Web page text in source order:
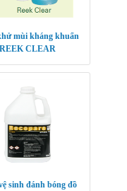
mùi kháng khuẩn
REEK CLEAR
sinh đánh bóng đồ